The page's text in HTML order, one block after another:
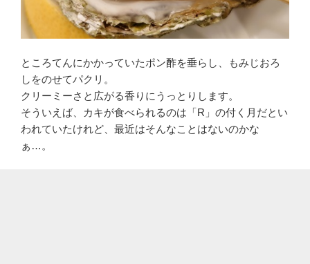
ところてんにかかっていたポン酢を垂らし、もみじおろ
しをのせてパクリ。
クリーミーさと広がる香りにうっとりします。
そういえば、カキが食べられるのは「R」の付く月だとい
われていたけれど、最近はそんなことはないのかな
ぁ…。